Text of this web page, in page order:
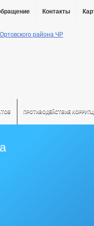
Контакты
ПРОТИВОДЕЙСТВИЕ